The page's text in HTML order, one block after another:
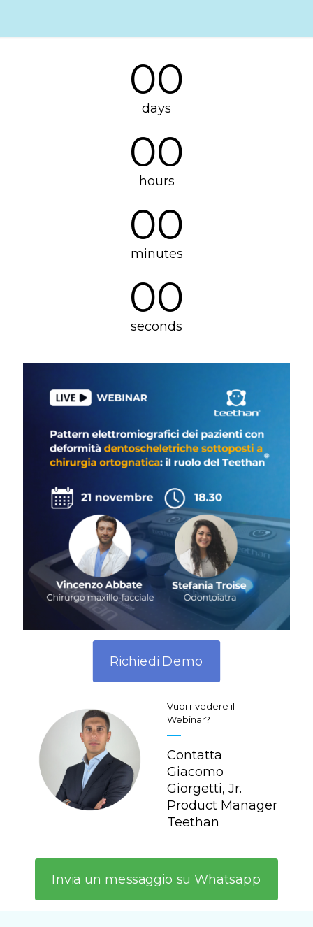
00
days
00
hours
00
minutes
00
seconds
Richiedi Demo
Vuoi rivedere il
Webinar?
Contatta
Giacomo
Giorgetti, Jr.
Product Manager
Teethan
Invia un messaggio su Whatsapp